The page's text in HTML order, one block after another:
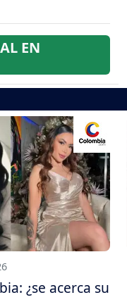
EN
¿se acerca su